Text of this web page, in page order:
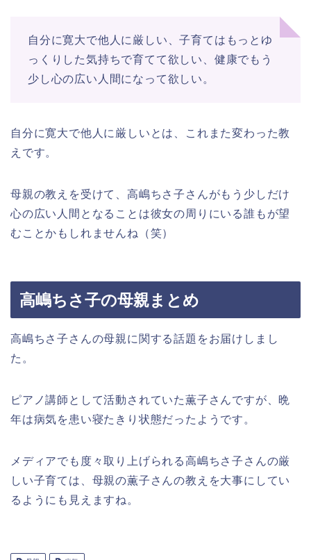
自分に寛大で他人に厳しい、子育てはもっとゆ
っくりした気持ちで育てて欲しい、健康でもう
少し心の広い人間になって欲しい。
自分に寛大で他人に厳しいとは、これまた変わった教
えです。
母親の教えを受けて、高嶋ちさ子さんがもう少しだけ
心の広い人間となることは彼女の周りにいる誰もが望
むことかもしれませんね（笑）
高嶋ちさ子の母親まとめ
高嶋ちさ子さんの母親に関する話題をお届けしまし
た。
ピアノ講師として活動されていた薫子さんですが、晩
年は病気を患い寝たきり状態だったようです。
メディアでも度々取り上げられる高嶋ちさ子さんの厳
しい子育ては、母親の薫子さんの教えを大事にしてい
るようにも見えますね。